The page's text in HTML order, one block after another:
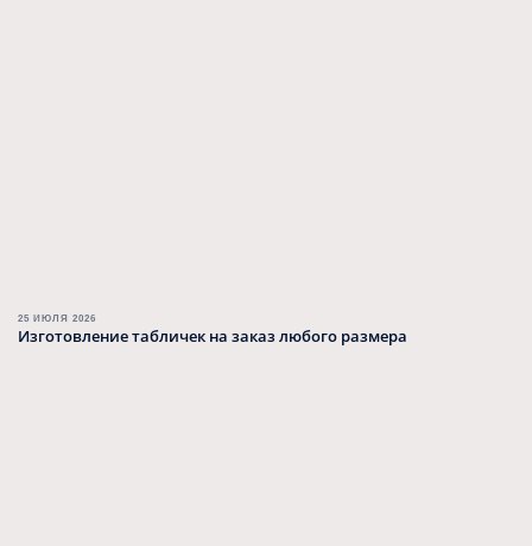
25 ИЮЛЯ 2026
Изготовление табличек на заказ любого размера